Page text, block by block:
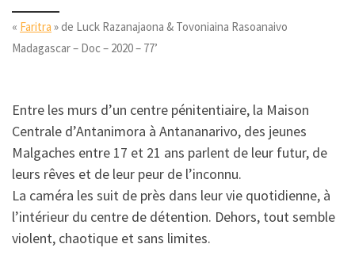
« Faritra » de Luck Razanajaona & Tovoniaina Rasoanaivo
Madagascar – Doc – 2020 – 77’
Entre les murs d’un centre pénitentiaire, la Maison
Centrale d’Antanimora à Antananarivo, des jeunes
Malgaches entre 17 et 21 ans parlent de leur futur, de
leurs rêves et de leur peur de l’inconnu.
La caméra les suit de près dans leur vie quotidienne, à
l’intérieur du centre de détention. Dehors, tout semble
violent, chaotique et sans limites.